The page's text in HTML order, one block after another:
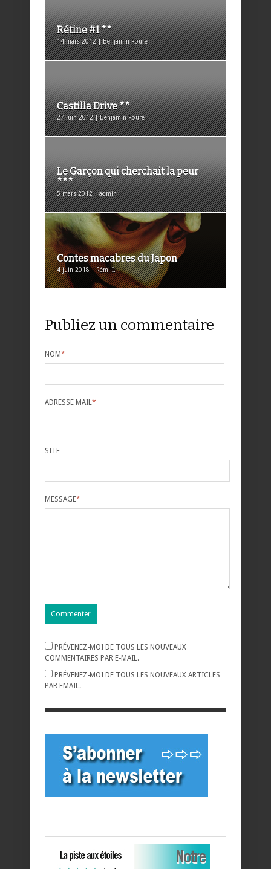
Rétine #1 **
14 mars 2012 | Benjamin Roure
Castilla Drive **
27 juin 2012 | Benjamin Roure
Le Garçon qui cherchait la peur
***
5 mars 2012 | admin
Contes macabres du Japon
4 juin 2018 | Rémi I.
Publiez un commentaire
NOM*
ADRESSE MAIL*
SITE
MESSAGE*
PRÉVENEZ-MOI DE TOUS LES NOUVEAUX
COMMENTAIRES PAR E-MAIL.
PRÉVENEZ-MOI DE TOUS LES NOUVEAUX ARTICLES
PAR EMAIL.